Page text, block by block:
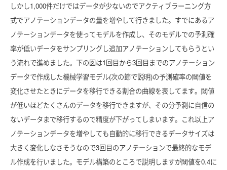
しかし1,000件だけではデータが少ないのでアクティブラーニング方
式でアノテーションデータの量を増やして行きました。すでにあるア
ノテーションデータを使ってモデルを作成し、そのモデルでの予測確
率が低いデータをサンプリングし追加アノテーションしてもらうとい
う流れで進めました。下の図は1回目から3回目までのアノテーション
データで作成した機械学習モデル(次の節で説明)の予測確率の閾値を
変化させたときにデータを移行できる割合の曲線を表してます。閾値
が低いほどたくさんのデータを移行できますが、その分予測に自信の
ないデータまで移行するので精度が下がってしまいます。これ以上ア
ノテーションデータを増やしても自動的に移行できるデータサイズは
大きく変化しなさそうなので3回目のアノテーションで最終的なモデ
ル作成を行いました。モデル構築のところで説明しますが閾値を0.4に